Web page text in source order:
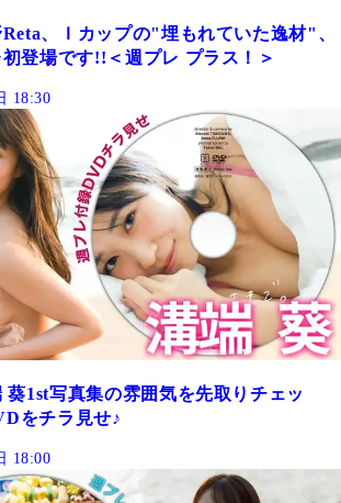
Reta、Ｉカップの"埋もれていた逸材"、
登場です!!＜週プレ プラス！＞
18:30
葵1st写真集の雰囲気を先取りチェッ
をチラ見せ♪
18:00